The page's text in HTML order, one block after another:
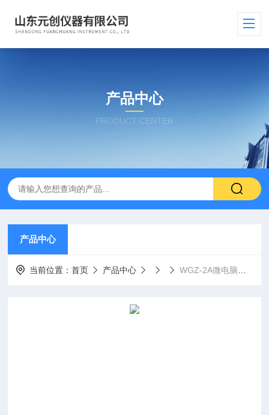
产品中心
PRODUCT CENTER
产品中心
当前位置：首页 产品中心 WGZ-2A微电脑浊度仪 浊度计